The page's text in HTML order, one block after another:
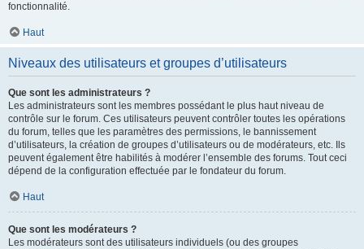
fonctionnalité.
Haut
Niveaux des utilisateurs et groupes d’utilisateurs
Que sont les administrateurs ?
Les administrateurs sont les membres possédant le plus haut niveau de
contrôle sur le forum. Ces utilisateurs peuvent contrôler toutes les opérations
du forum, telles que les paramètres des permissions, le bannissement
d’utilisateurs, la création de groupes d’utilisateurs ou de modérateurs, etc. Ils
peuvent également être habilités à modérer l’ensemble des forums. Tout ceci
dépend de la configuration effectuée par le fondateur du forum.
Haut
Que sont les modérateurs ?
Les modérateurs sont des utilisateurs individuels (ou des groupes